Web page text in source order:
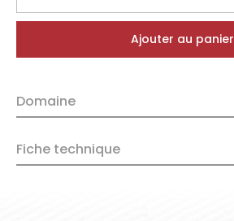
Méditerranée
Sainte
2024
quantity
Ajouter au panier
Domaine
Fiche technique